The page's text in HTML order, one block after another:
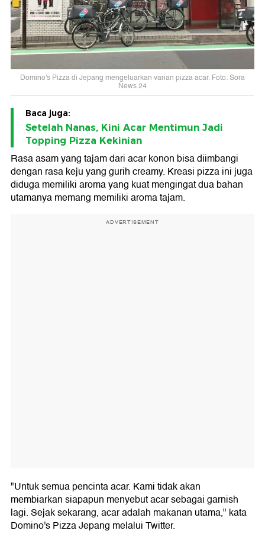
Domino's Pizza di Jepang mengeluarkan varian pizza acar. Foto: Sora
News 24
Baca juga:
Setelah Nanas, Kini Acar Mentimun Jadi
Topping Pizza Kekinian
Rasa asam yang tajam dari acar konon bisa diimbangi
dengan rasa keju yang gurih creamy. Kreasi pizza ini juga
diduga memiliki aroma yang kuat mengingat dua bahan
utamanya memang memiliki aroma tajam.
ADVERTISEMENT
"Untuk semua pencinta acar. Kami tidak akan
membiarkan siapapun menyebut acar sebagai garnish
lagi. Sejak sekarang, acar adalah makanan utama," kata
Domino's Pizza Jepang melalui Twitter.